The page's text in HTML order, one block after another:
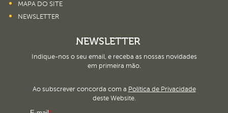
MAPA DO SITE
NEWSLETTER
NEWSLETTER
Indique-nos o seu email, e receba as nossas novidades
em primeira mão.
Ao subscrever concorda com a Política de Privacidade
deste Website.